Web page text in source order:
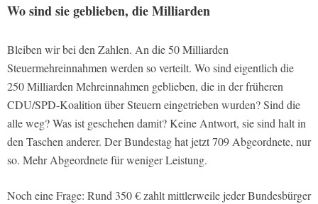
Wo sind sie geblieben, die Milliarden
Bleiben wir bei den Zahlen. An die 50 Milliarden
Steuermehreinnahmen werden so verteilt. Wo sind eigentlich die
250 Milliarden Mehreinnahmen geblieben, die in der früheren
CDU/SPD-Koalition über Steuern eingetrieben wurden? Sind die
alle weg? Was ist geschehen damit? Keine Antwort, sie sind halt in
den Taschen anderer. Der Bundestag hat jetzt 709 Abgeordnete, nur
so. Mehr Abgeordnete für weniger Leistung.
Noch eine Frage: Rund 350 € zahlt mittlerweile jeder Bundesbürger